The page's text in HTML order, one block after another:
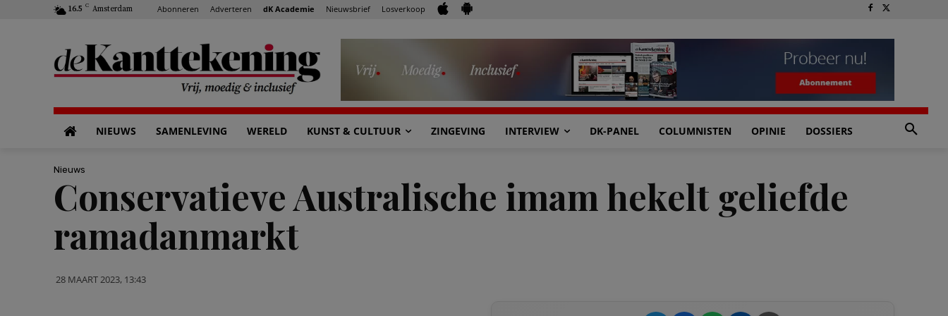
16.5 C Amsterdam Abonneren Adverteren dK Academie Nieuwsbrief Losverkoop
NIEUWS SAMENLEVING WERELD KUNST & CULTUUR ZINGEVING INTERVIEW DK-PANEL COLUMNISTEN OPINIE DOSSIERS
Nieuws
Conservatieve Australische imam hekelt geliefde
ramadanmarkt
28 MAART 2023, 13:43